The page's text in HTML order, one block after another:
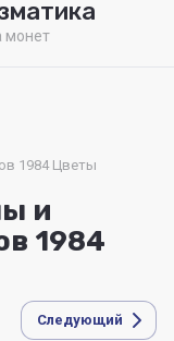
монет
1984 Цветы
и
1984
Следующий